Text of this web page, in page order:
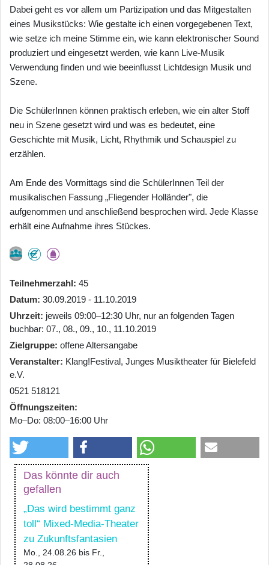
Dabei geht es vor allem um Partizipation und das Mitgestalten
eines Musikstücks: Wie gestalte ich einen vorgegebenen Text,
wie setze ich meine Stimme ein, wie kann elektronischer Sound
produziert und eingesetzt werden, wie kann Live-Musik
Verwendung finden und wie beeinflusst Lichtdesign Musik und
Szene.
Die SchülerInnen können praktisch erleben, wie ein alter Stoff
neu in Szene gesetzt wird und was es bedeutet, eine
Geschichte mit Musik, Licht, Rhythmik und Schauspiel zu
erzählen.
Am Ende des Vormittags sind die SchülerInnen Teil der
musikalischen Fassung „Fliegender Holländer", die
aufgenommen und anschließend besprochen wird. Jede Klasse
erhält eine Aufnahme ihres Stückes.
Teilnehmerzahl 45
Datum 30.09.2019 - 11.10.2019
Uhrzeit jeweils 09:00–12:30 Uhr, nur an folgenden Tagen
buchbar: 07., 08., 09., 10., 11.10.2019
Zielgruppe offene Altersangabe
Veranstalter Klang!Festival, Junges Musiktheater für Bielefeld
e.V.
0521 518121
Öffnungszeiten
Mo–Do: 08:00–16:00 Uhr
Das könnte dir auch
gefallen
„Das wird bestimmt ganz
toll“ Mixed-Media-Theater
zu Zukunftsfantasien
Mo., 24.08.26 bis Fr.,